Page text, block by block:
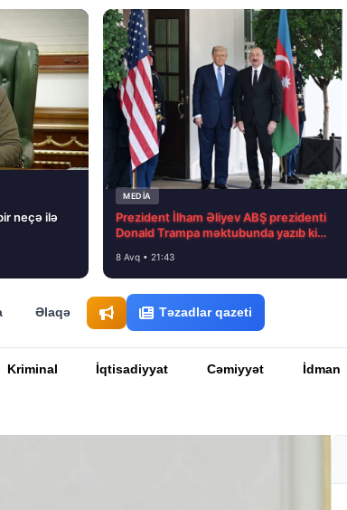
neçə ilə
MEDİA
Prezident İlham Əliyev ABŞ prezidenti
Donald Trampa məktubunda yazıb ki…
8 Avq • 21:43
Əlaqə Təzadlar qazeti
Kriminal İqtisadiyyat Cəmiyyət İdman